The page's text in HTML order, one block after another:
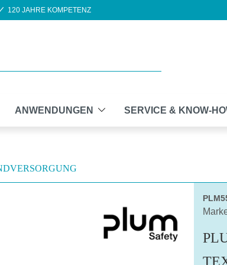
120 JAHRE KOMPETENZ
ANWENDUNGEN SERVICE & KNOW-